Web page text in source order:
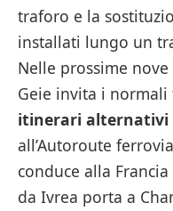
traforo e la
installati lungo un
Nelle prossime
Geie invita i
itinerari alternativi
all’Autoroute
conduce alla
da Ivrea porta a